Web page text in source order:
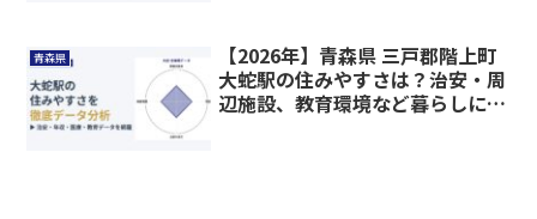
青森県
【2026年】青森県 三戸郡階上町
大蛇駅の住みやすさは？治安・周
辺施設、教育環境など暮らしに関